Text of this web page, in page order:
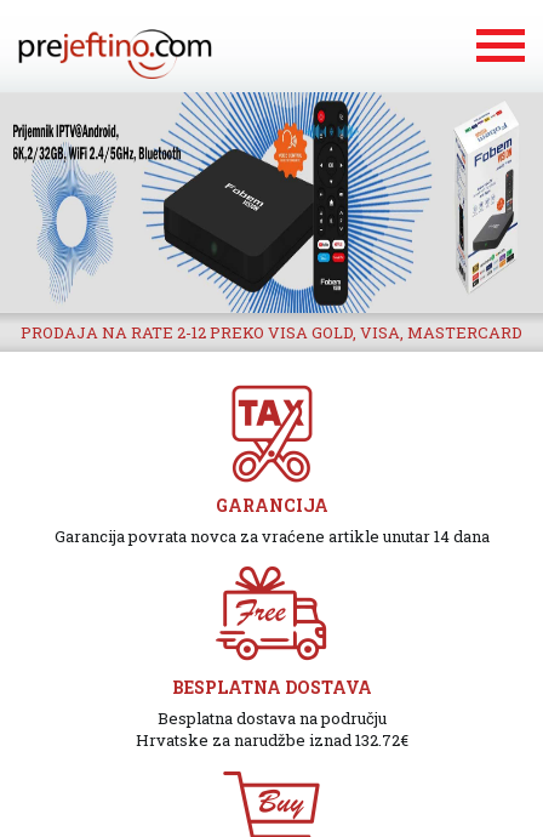
PRODAJA NA RATE 2-12 PREKO VISA GOLD, VISA, MASTERCARD
GARANCIJA
Garancija povrata novca za vraćene artikle unutar 14 dana
BESPLATNA DOSTAVA
Besplatna dostava na području
Hrvatske za narudžbe iznad 132.72€